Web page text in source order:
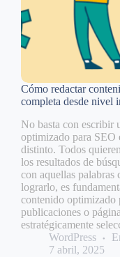
Cómo redactar
completa desde nivel
No basta con escribir
optimizado para SEO
distinto. Todos
los resultados de
con aquellas palabras
lograrlo, es
contenido optimizado
publicaciones o
estratégicamente
WordPress
7 abril, 2025